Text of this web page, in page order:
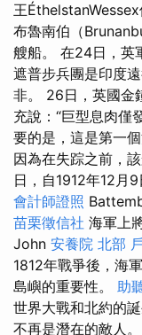
王
布魯南伯（
艘船。 在24日，英
遮普步兵團是印度
非。 26日，英國金
充說：“巨型息肉僅
要的是，這是第一
因為在失踪之前，
日，自1912年12月
會計師證照
苗栗徵信社 海軍上
John 安養院 北部
1812年戰爭後，海
島嶼的重要性。 助
世界大戰和北約的
不再是潛在的敵人。